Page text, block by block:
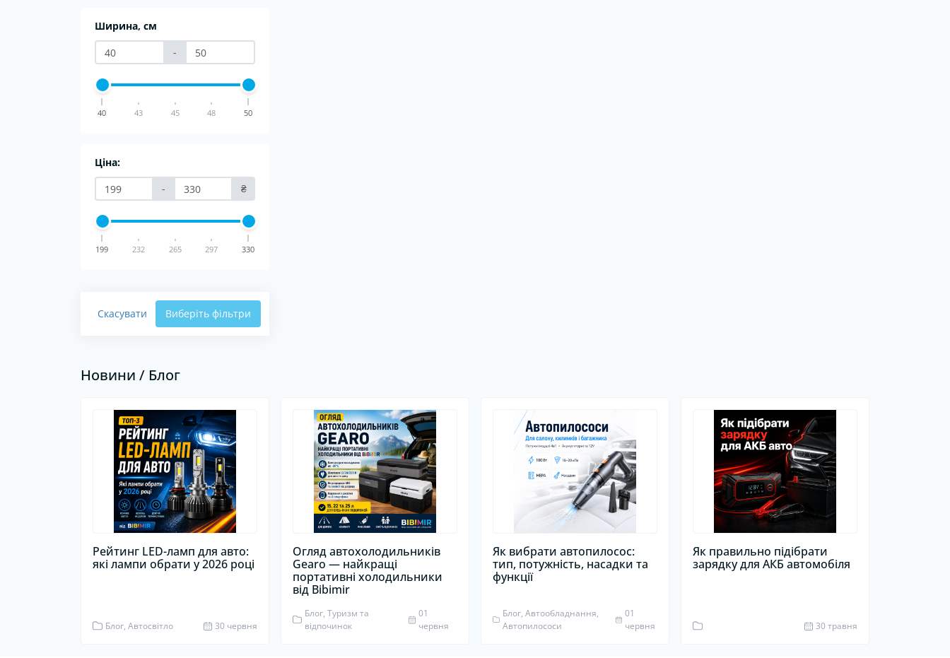
Ширина, см
-
40 43 45 48 50
Ціна:
-
₴
199 232 265 297 330
Скасувати Виберіть фільтри
Новини / Блог
Рейтинг LED-ламп для авто:
які лампи обрати у 2026 році
Блог, Автосвітло 30 червня
Огляд автохолодильників
Gearo — найкращі
портативні холодильники
від Bibimir
Блог, Туризм та
відпочинок
01
червня
Як вибрати автопилосос:
тип, потужність, насадки та
функції
Блог, Автообладнання,
Автопилососи
01
червня
Як правильно підібрати
зарядку для АКБ автомобіля
30 травня